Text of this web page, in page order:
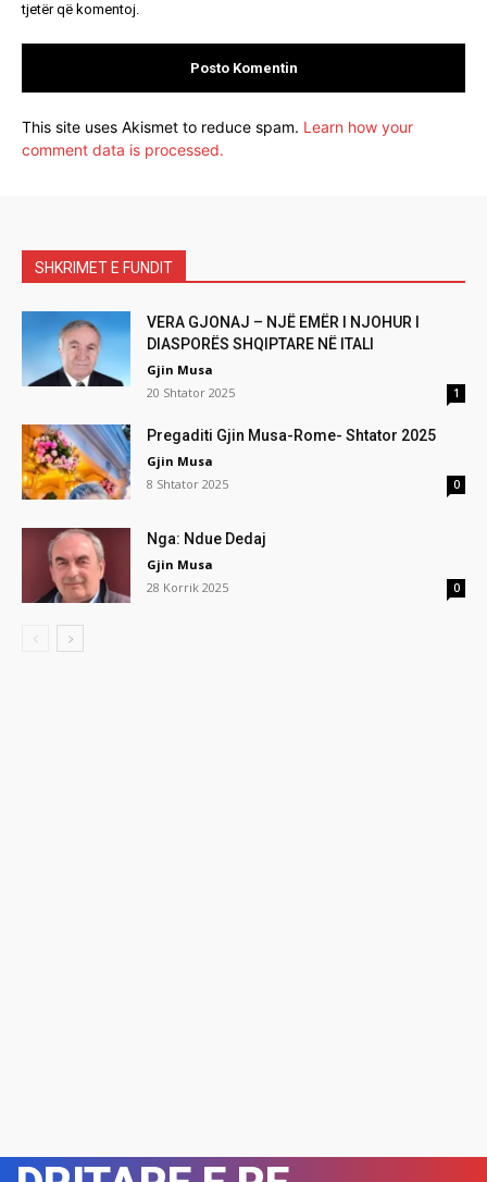
tjetër që komentoj.
This site uses Akismet to reduce spam. Learn how your
comment data is processed.
SHKRIMET E FUNDIT
VERA GJONAJ – NJË EMËR I NJOHUR I
DIASPORËS SHQIPTARE NË ITALI
Gjin Musa
20 Shtator 2025
1
Pregaditi Gjin Musa-Rome- Shtator 2025
Gjin Musa
8 Shtator 2025
0
Nga: Ndue Dedaj
Gjin Musa
28 Korrik 2025
0